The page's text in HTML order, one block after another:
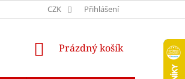
FORMULÁŘ NA ODSTOUPENÍ OD
CZK Přihlášení
NÁKUPNÍ
Prázdný košík